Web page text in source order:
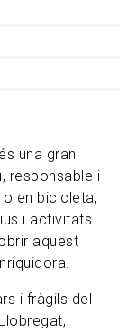
una gran
responsable i
en bicicleta,
i activitats
aquest
i fràgils del